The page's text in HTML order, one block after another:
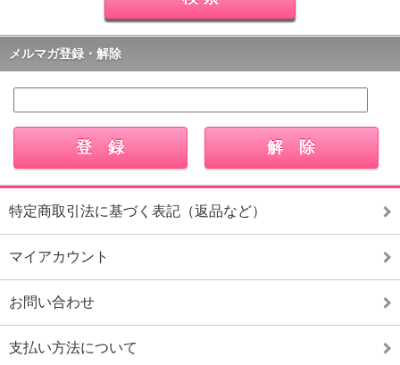
メルマガ登録・解除
特定商取引法に基づく表記（返品など）
マイアカウント
お問い合わせ
支払い方法について